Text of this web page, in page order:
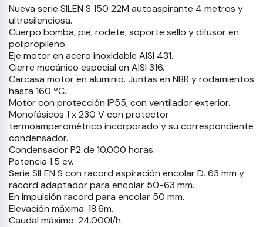
Nueva serie SILEN S 150 22M autoaspirante 4 metros y
ultrasilenciosa.
Cuerpo bomba, pie, rodete, soporte sello y difusor en
polipropileno.
Eje motor en acero inoxidable AISI 431.
Cierre mecánico especial en AISI 316.
Carcasa motor en aluminio. Juntas en NBR y rodamientos
hasta 160 ºC.
Motor con protección IP55, con ventilador exterior.
Monofásicos 1 x 230 V con protector
termoamperométrico incorporado y su correspondiente
condensador.
Condensador P2 de 10.000 horas.
Potencia 1.5 cv.
Serie SILEN S con racord aspiración encolar D. 63 mm y
racord adaptador para encolar 50-63 mm.
En impulsión racord para encolar 50 mm.
Elevación máxima: 18.6m.
Caudal máximo: 24.000l/h.